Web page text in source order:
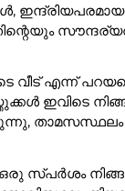
എന്ന്
ഇവിടെ
ഒരു സ്പർശം